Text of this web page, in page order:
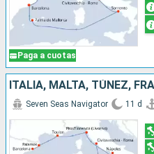
Paga a cuotas
Seven Seas Navigator 11 d